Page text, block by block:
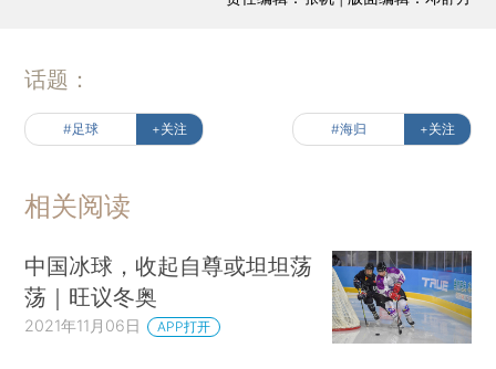
话题：
#足球 +关注 #海归 +关注
相关阅读
中国冰球，收起自尊或坦坦荡
荡｜旺议冬奥
2021年11月06日 APP打开